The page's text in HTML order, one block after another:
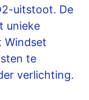
uitstoot. De
unieke
Windset
te
verlichting.